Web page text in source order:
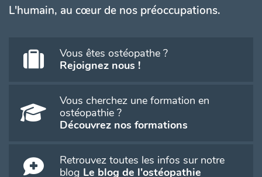
L'humain, au cœur de nos préoccupations.
Vous êtes ostéopathe ?
Rejoignez nous !
Vous cherchez une formation en
ostéopathie ?
Découvrez nos formations
Retrouvez toutes les infos sur notre
blog Le blog de l'ostéopathie